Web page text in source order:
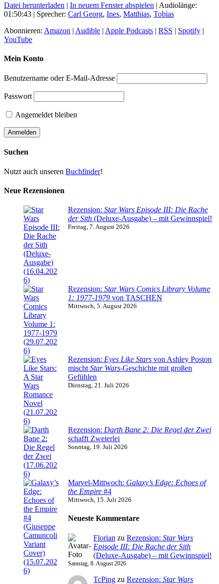
Datei herunterladen | In neuem Fenster abspielen | Audiolänge:
01:50:43 | Sprecher: Carl Georg, Ines, Matthias, Tobias
Abonnieren: Amazon | Audible | Apple Podcasts | RSS | Spotify |
YouTube
Mein Konto
Benutzername oder E-Mail-Adresse
Passwort
Angemeldet bleiben
Suchen
Nutzt auch unseren Buchfinder!
Neue Rezensionen
Rezension: Star Wars Episode III: Die Rache
der Sith (Deluxe-Ausgabe) – mit Gewinnspiel!
Freitag, 7. August 2026
Rezension: Star Wars Comics Library Volume
1: 1977-1979 von TASCHEN
Mittwoch, 5. August 2026
Rezension: Eyes Like Stars von Ashley Poston
mischt Star Wars-Geschichte mit großen
Gefühlen
Dienstag, 21. Juli 2026
Rezension: Darth Bane 2: Die Regel der Zwei
schafft Zweierlei
Sonntag, 19. Juli 2026
Marvel-Mittwoch: Galaxy’s Edge: Echoes of
the Empire #4
Mittwoch, 15. Juli 2026
Neueste Kommentare
Florian zu Rezension: Star Wars
Episode III: Die Rache der Sith
(Deluxe-Ausgabe) – mit Gewinnspiel!
Samstag, 8. August 2026
TcPing zu Rezension: Star Wars